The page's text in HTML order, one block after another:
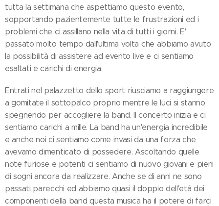
tutta la settimana che aspettiamo questo evento,
sopportando pazientemente tutte le frustrazioni ed i
problemi che ci assillano nella vita di tutti i giorni. E'
passato molto tempo dall'ultima volta che abbiamo avuto
la possibilità di assistere ad evento live e ci sentiamo
esaltati e carichi di energia.
Entrati nel palazzetto dello sport riusciamo a raggiungere
a gomitate il sottopalco proprio mentre le luci si stanno
spegnendo per accogliere la band. Il concerto inizia e ci
sentiamo carichi a mille. La band ha un'energia incredibile
e anche noi ci sentiamo come invasi da una forza che
avevamo dimenticato di possedere. Ascoltando quelle
note furiose e potenti ci sentiamo di nuovo giovani e pieni
di sogni ancora da realizzare. Anche se di anni ne sono
passati parecchi ed abbiamo quasi il doppio dell'età dei
componenti della band questa musica ha il potere di farci